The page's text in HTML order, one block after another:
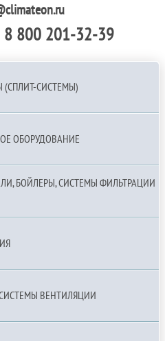
8 800 201-32-39
СИСТЕМЫ)
ОБОРУДОВАНИЕ
БОЙЛЕРЫ, СИСТЕМЫ ФИЛЬТРАЦИИ
ВЕНТИЛЯЦИИ